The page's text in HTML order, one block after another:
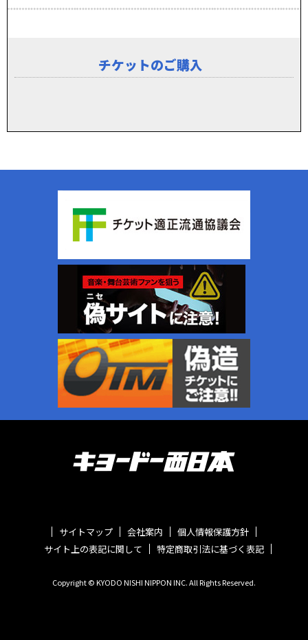
チケットのご購入
サイトマップ 会社案内
個人情報保護方針
サイト上の表記に関して
特定商取引法に基づく表記
Copyright © KYODO NISHI NIPPON INC. All Rights Reserved.